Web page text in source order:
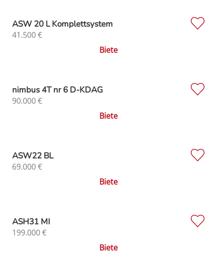
ASW 20 L Komplettsystem
41.500€
Biete
nimbus 4T nr 6 D-KDAG
90.000€
Biete
ASW22 BL
69.000€
Biete
ASH31 MI
199.000€
Biete